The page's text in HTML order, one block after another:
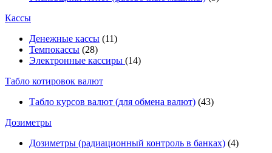
Кассы
Денежные кассы (11)
Темпокассы (28)
Электронные кассиры (14)
Табло котировок валют
Табло курсов валют (для обмена валют) (43)
Дозиметры
Дозиметры (радиационный контроль в банках) (4)